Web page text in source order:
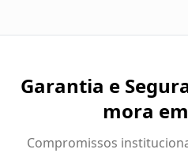
Garantia e
mora em
Compromissos